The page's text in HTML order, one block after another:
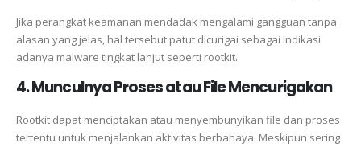
Jika perangkat keamanan mendadak mengalami gangguan tanpa
alasan yang jelas, hal tersebut patut dicurigai sebagai indikasi
adanya malware tingkat lanjut seperti rootkit.
4. Munculnya Proses atau File Mencurigakan
Rootkit dapat menciptakan atau menyembunyikan file dan proses
tertentu untuk menjalankan aktivitas berbahaya. Meskipun sering